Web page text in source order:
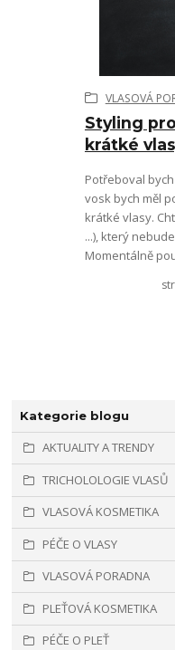
Kategorie blogu
AKTUALITY A TRENDY
TRICHOLOLOGIE VLASŮ
VLASOVÁ KOSMETIKA
PÉČE O VLASY
VLASOVÁ PORADNA
PLEŤOVÁ KOSMETIKA
PÉČE O PLEŤ
Styling
krátké
VLASOVÁ
Potřeboval
vosk bych měl
krátké vlasy.
...), který
Momentálně